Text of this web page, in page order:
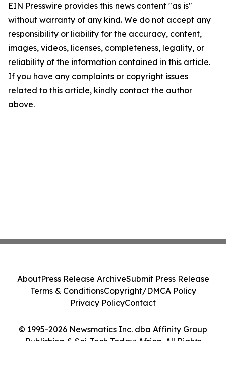
EIN Presswire provides this news content "as is"
without warranty of any kind. We do not accept any
responsibility or liability for the accuracy, content,
images, videos, licenses, completeness, legality, or
reliability of the information contained in this article.
If you have any complaints or copyright issues
related to this article, kindly contact the author
above.
© 1995-2026 Newsmatics Inc. dba Affinity Group
Publishing & Sci-Tech Today: Africa. All Rights
AboutPress Release ArchiveSubmit Press Release
Terms & ConditionsCopyright/DMCA Policy
Privacy PolicyContact